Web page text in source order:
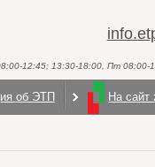
12:45; 13:30-18:00, Пт 08:00-
об ЭТП На сайт